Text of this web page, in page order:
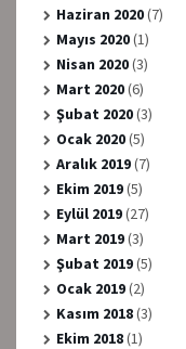
Haziran 2020(7)
Mayıs 2020(1)
Nisan 2020(3)
Mart 2020(6)
Şubat 2020(3)
Ocak 2020(5)
Aralık 2019(7)
Ekim 2019(5)
Eylül 2019(27)
Mart 2019(3)
Şubat 2019(5)
Ocak 2019(2)
Kasım 2018(3)
Ekim 2018(1)